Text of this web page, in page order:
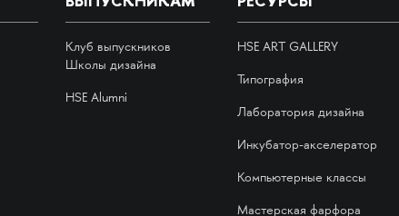
Клуб выпускников
Школы дизайна
HSE Alumni
HSE ART GALLERY
Типография
Лаборатория дизайна
Инкубатор-акселератор
Компьютерные классы
Мастерская фарфора